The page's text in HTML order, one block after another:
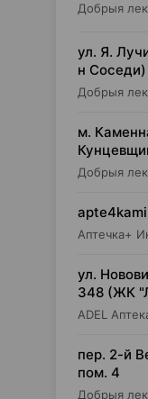
ул. Я.
н Соседи)
м.
ул.
348 (ЖК
пер. 2-й
пом. 4